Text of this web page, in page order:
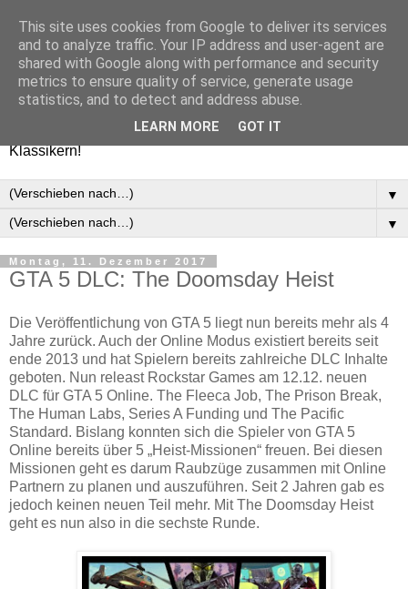
Games-Report.de
Ultimativer Blog mit Einblicken in unsere Spielwelt. Wir
liefern euch die besten News, Tests, Reviews und
Meinungen zu allen aktuellen Spielen oder auch alten
Klassikern!
▼
▼
Montag, 11. Dezember 2017
GTA 5 DLC: The Doomsday Heist
Die Veröffentlichung von GTA 5 liegt nun bereits mehr als 4
Jahre zurück. Auch der Online Modus existiert bereits seit
ende 2013 und hat Spielern bereits zahlreiche DLC Inhalte
geboten. Nun releast Rockstar Games am 12.12. neuen
DLC für GTA 5 Online. The Fleeca Job, The Prison Break,
The Human Labs, Series A Funding und The Pacific
Standard. Bislang konnten sich die Spieler von GTA 5
Online bereits über 5 „Heist-Missionen“ freuen. Bei diesen
Missionen geht es darum Raubzüge zusammen mit Online
Partnern zu planen und auszuführen. Seit 2 Jahren gab es
jedoch keinen neuen Teil mehr. Mit The Doomsday Heist
geht es nun also in die sechste Runde.
This site uses cookies from Google to deliver its services
and to analyze traffic. Your IP address and user-agent are
shared with Google along with performance and security
metrics to ensure quality of service, generate usage
statistics, and to detect and address abuse.
LEARN MORE GOT IT